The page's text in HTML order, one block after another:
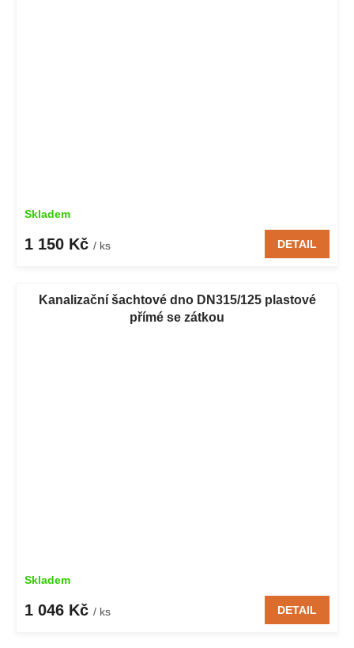
Skladem
1 150 Kč / ks DETAIL
Kanalizační šachtové dno DN315/125 plastové
přímé se zátkou
Skladem
1 046 Kč / ks DETAIL